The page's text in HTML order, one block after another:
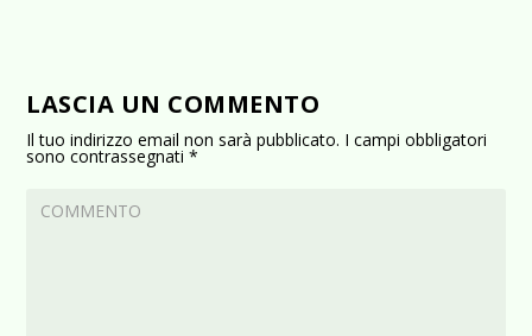
LASCIA UN COMMENTO
Il tuo indirizzo email non sarà pubblicato. I campi obbligatori
sono contrassegnati*